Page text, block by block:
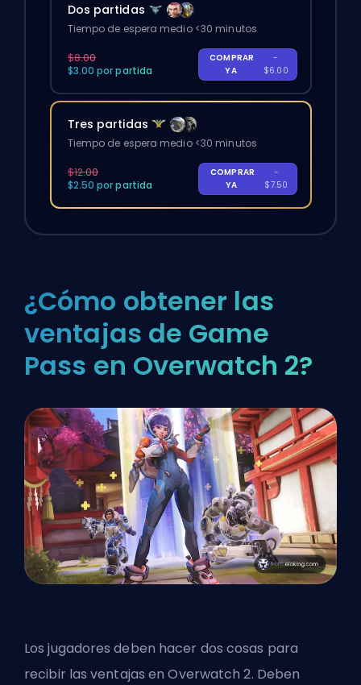
Dos partidas
Tiempo de espera medio <30 minutos
$8.00
$3.00 por partida
COMPRAR
YA
-
$6.00
Tres partidas
Tiempo de espera medio <30 minutos
$12.00
$2.50 por partida
COMPRAR
YA
-
$7.50
¿Cómo obtener las
ventajas de Game
Pass en Overwatch 2?
Los jugadores deben hacer dos cosas para
recibir las ventajas en Overwatch 2. Deben